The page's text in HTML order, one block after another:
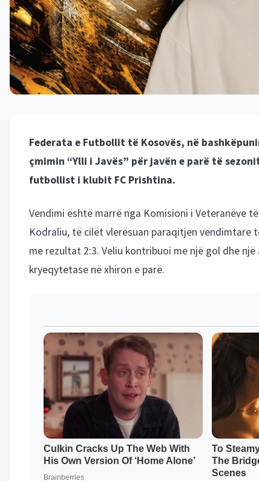
Federata e Futbollit të Kosovës, në
çmimin “Ylli i Javës” për javën e parë të
futbollist i klubit FC Prishtina.
Vendimi është marrë nga Komisioni i Veteranëve
Kodraliu, të cilët vlerësuan paraqitjen vendimtare
me rezultat 2:3. Veliu kontribuoi me një gol dhe
kryeqytetase në xhiron e parë.